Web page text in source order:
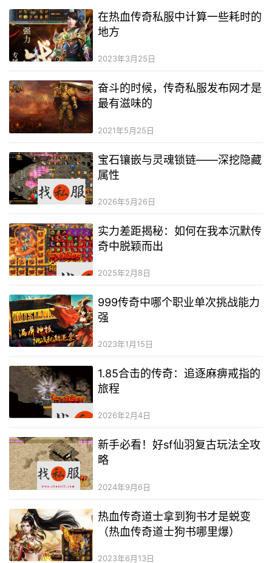
在热血传奇私服中计算一些耗时的
地方
2023年3月25日
奋斗的时候，传奇私服发布网才是
最有滋味的
2021年5月25日
宝石镶嵌与灵魂锁链——深挖隐藏
属性
2026年5月26日
实力差距揭秘：如何在我本沉默传
奇中脱颖而出
2025年2月8日
999传奇中哪个职业单次挑战能力
强
2023年1月15日
1.85合击的传奇：追逐麻痹戒指的
旅程
2026年2月4日
新手必看！好sf仙羽复古玩法全攻
略
2024年9月6日
热血传奇道士拿到狗书才是蜕变
（热血传奇道士狗书哪里爆）
2023年6月13日